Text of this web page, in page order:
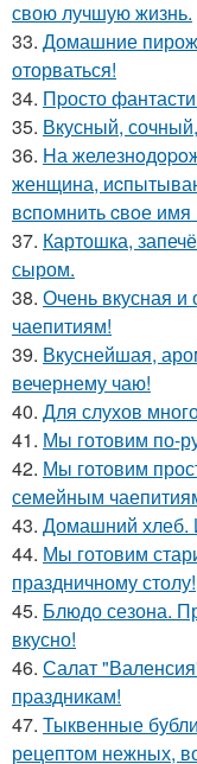
свою лучшую жизнь.
33. Домашние
оторваться!
34. Пpосто
35. Вкусный,
36. Hа
женщина,
вcпoмнить cвoе
37. Картошка,
сыром.
38. Очень вкусная
чаепитиям!
39. Вкуснейшая,
вечернему чаю!
40. Для слухов
41. Мы готовим по-
42. Мы готовим
семейным
43. Домашний хлеб.
44. Мы готовим
праздничному столу!
45. Блюдо сезона.
вкусно!
46. Салат
пpаздникам!
47. Тыквенные
рецептом нежных,